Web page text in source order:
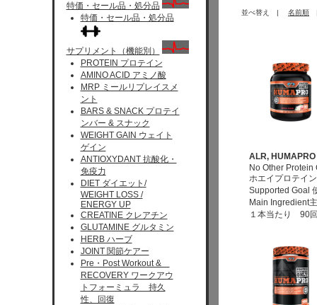
特価・セール品・処分品
特価・セール品・処分品
サプリメント（機能別）
PROTEIN プロテイン
AMINO ACID アミノ酸
MRP ミールリプレイスメ
ント
BARS & SNACK プロテイ
ンバー & スナック
WEIGHT GAIN ウェイト
ゲイン
ANTIOXYDANT 抗酸化・
免疫力
DIET ダイエット/
WEIGHT LOSS /
ENERGY UP
CREATINE クレアチン
GLUTAMINE グルタミン
HERB ハーブ
JOINT 関節ケアー
Pre・Post Workout &
RECOVERY ワークアウ
トフォーミュラ 持久
性、回復
並べ替え | 名前順
ALR,
No Other
ホエイプロテイ
Supported Goal
Main Ingredient
１本当たり 90